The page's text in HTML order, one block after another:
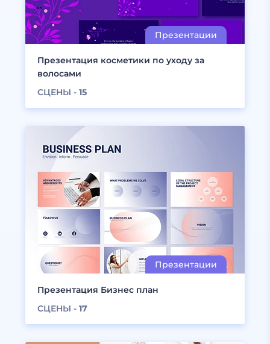
Презентация косметики по уходу за
волосами
СЦЕНЫ - 15
Презентация Бизнес план
СЦЕНЫ - 17